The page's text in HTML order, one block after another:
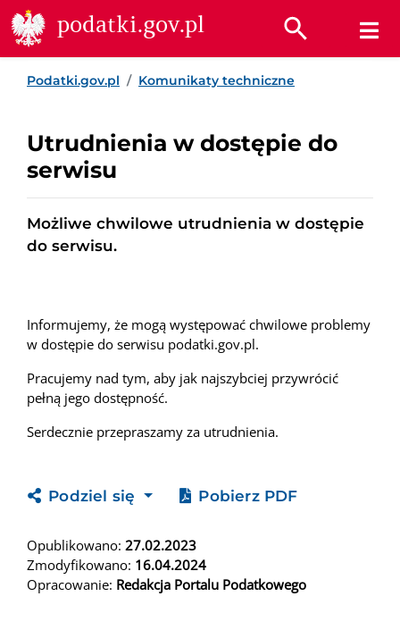
Przejdź do treści
Przejdź do wyszukiwarki
Przejdź do stopki
podatki.gov.pl
Podatki.gov.pl Komunikaty techniczne
Utrudnienia w dostępie do
serwisu
Możliwe chwilowe utrudnienia w dostępie
do serwisu.
Informujemy, że mogą występować chwilowe problemy
w dostępie do serwisu podatki.gov.pl.
Pracujemy nad tym, aby jak najszybciej przywrócić
pełną jego dostępność.
Serdecznie przepraszamy za utrudnienia.
Podziel się Pobierz PDF
Opublikowano: 27.02.2023
Zmodyfikowano: 16.04.2024
Opracowanie: Redakcja Portalu Podatkowego